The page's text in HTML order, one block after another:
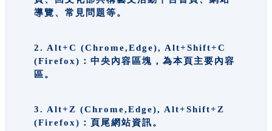
導覽、常見問題等。
2. Alt+C (Chrome,Edge), Alt+Shift+C
(Firefox)：中央內容區塊，為本頁主要內容
區。
3. Alt+Z (Chrome,Edge), Alt+Shift+Z
(Firefox)：頁尾網站資訊。